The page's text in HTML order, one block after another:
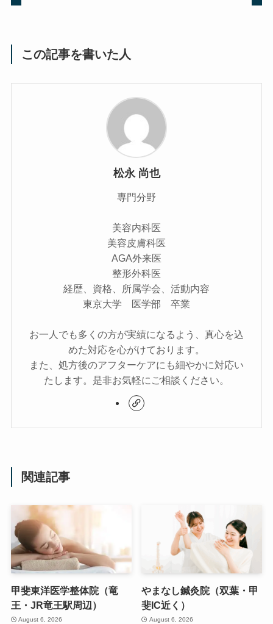
この記事を書いた人
松永 尚也
専門分野
美容内科医
美容皮膚科医
AGA外来医
整形外科医
経歴、資格、所属学会、活動内容
東京大学 医学部 卒業
お一人でも多くの方が実績になるよう、真心を込
めた対応を心がけております。
また、処方後のアフターケアにも細やかに対応い
たします。是非お気軽にご相談ください。
関連記事
甲斐東洋医学整体院（竜
王・JR竜王駅周辺）
August 6, 2026
やまなし鍼灸院（双葉・甲
斐IC近く）
August 6, 2026